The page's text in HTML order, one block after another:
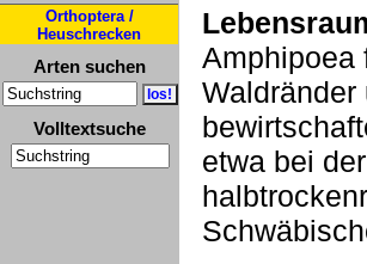
Orthoptera /
Heuschrecken
Arten suchen
Volltextsuche
Amphipoea
etwa bei